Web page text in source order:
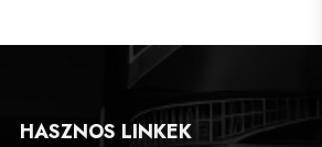
HASZNOS LINKEK